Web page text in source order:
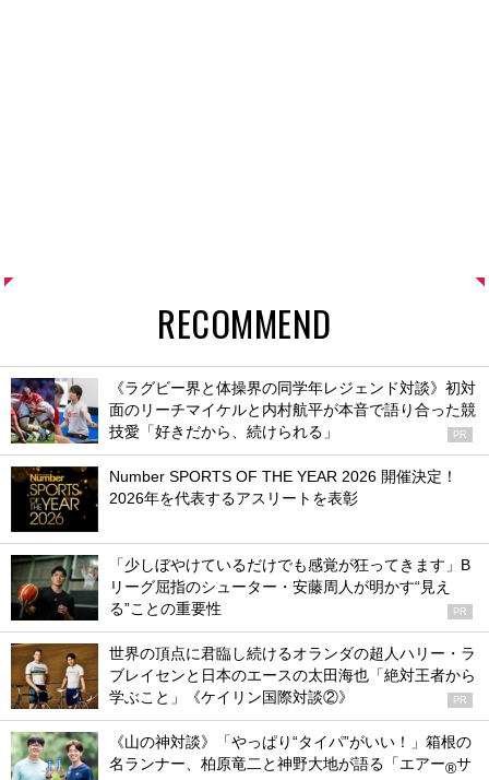
RECOMMEND
《ラグビー界と体操界の同学年レジェンド対談》初対
面のリーチマイケルと内村航平が本音で語り合った競
技愛「好きだから、続けられる」
PR
Number SPORTS OF THE YEAR 2026 開催決定！
2026年を代表するアスリートを表彰
「少しぼやけているだけでも感覚が狂ってきます」B
リーグ屈指のシューター・安藤周人が明かす“見え
る”ことの重要性
PR
世界の頂点に君臨し続けるオランダの超人ハリー・ラ
ブレイセンと日本のエースの太田海也「絶対王者から
学ぶこと」《ケイリン国際対談②》
PR
《山の神対談》「やっぱり“タイパ”がいい！」箱根の
名ランナー、柏原竜二と神野大地が語る「エアー®サ